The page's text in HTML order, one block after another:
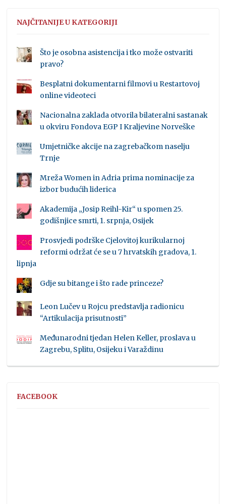
NAJČITANIJE U KATEGORIJI
Što je osobna asistencija i tko može ostvariti
pravo?
Besplatni dokumentarni filmovi u Restartovoj
online videoteci
Nacionalna zaklada otvorila bilateralni sastanak
u okviru Fondova EGP I Kraljevine Norveške
Umjetničke akcije na zagrebačkom naselju
Trnje
Mreža Women in Adria prima nominacije za
izbor budućih liderica
Akademija „Josip Reihl-Kir“ u spomen 25.
godišnjice smrti, 1. srpnja, Osijek
Prosvjedi podrške Cjelovitoj kurikularnoj
reformi održat će se u 7 hrvatskih gradova, 1.
lipnja
Gdje su bitange i što rade princeze?
Leon Lučev u Rojcu predstavlja radionicu
“Artikulacija prisutnosti”
Međunarodni tjedan Helen Keller, proslava u
Zagrebu, Splitu, Osijeku i Varaždinu
FACEBOOK